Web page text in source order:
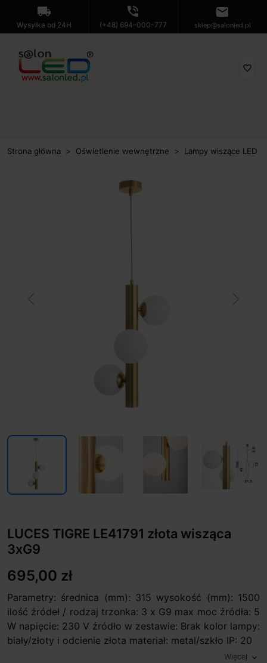
local_shipping
Wysyłka od 24H
phone_in_talk
(+48) 694-000-777
mail
sklep@salonled.pl
favorite_border
Strona główna Oświetlenie wewnętrzne Lampy wiszące LED
LUCES TIGRE LE41791 złota wisząca
3xG9
695,00 zł
Parametry: średnica (mm): 315 wysokość (mm): 1500
ilość źródeł / rodzaj trzonka: 3 x G9 max moc źródła: 5
W napięcie: 230 V źródło w zestawie: Brak kolor lampy:
biały/złoty i odcienie złota materiał: metal/szkło IP: 20
Więcej expand_more